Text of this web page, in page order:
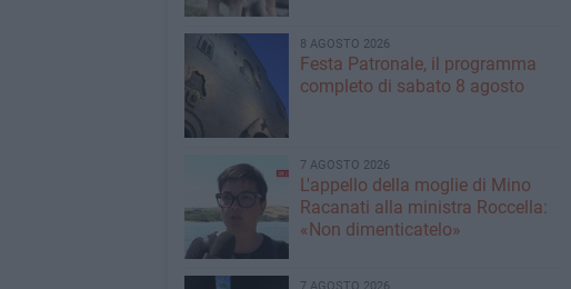
8 AGOSTO 2026
Festa Patronale, il programma
completo di sabato 8 agosto
7 AGOSTO 2026
L'appello della moglie di Mino
Racanati alla ministra Roccella:
«Non dimenticatelo»